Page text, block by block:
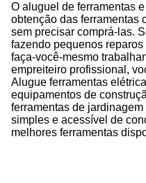
O aluguel de ferramentas
obtenção das ferramentas
sem precisar comprá-las.
fazendo pequenos
faça-você-mesmo
empreiteiro profissional,
Alugue ferramentas
equipamentos de
ferramentas de
simples e acessível de
melhores ferramentas